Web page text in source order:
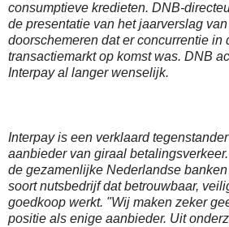
consumptieve kredieten. DNB-
de presentatie van het jaarverslag
doorschemeren dat er concurrentie in
transactiemarkt op komst was. DNB
Interpay al langer wenselijk.
Interpay is een verklaard
aanbieder van giraal
de gezamenlijke Nederlandse
soort nutsbedrijf dat betrouwbaar,
goedkoop werkt. "Wij maken zeker
positie als enige aanbieder. Uit